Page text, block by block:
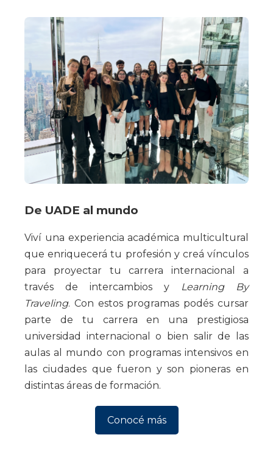
De UADE al mundo
Viví una experiencia académica multicultural
que enriquecerá tu profesión y creá vínculos
para proyectar tu carrera internacional a
través de intercambios y
Learning By
Traveling. Con estos programas podés cursar
parte de tu carrera en una prestigiosa
universidad internacional o bien salir de las
aulas al mundo con programas intensivos en
las ciudades que fueron y son pioneras en
distintas áreas de formación.
Conocé más